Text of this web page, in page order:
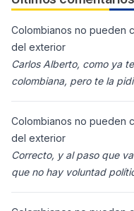
Colombianos no pueden
del exterior
Carlos Alberto, como ya
colombiana, pero te la
Colombianos no pueden
del exterior
Correcto, y al paso que
que no hay voluntad